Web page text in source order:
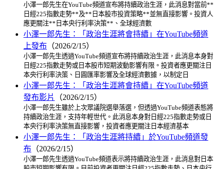
小澤一郎先生在YouTube頻道宣布將持續政治生涯，此消息對當前**
日經225指數走勢**及**日本股市投資策略**並無直接影響。投資人
應更關注**日本央行利率決策**、全球經濟數
小澤一郎先生：「政治生涯將會持續」在YouTube頻道
上發布 （2026/2/15）
小澤一郎先生透過YouTube頻道宣布將持續政治生涯，此消息本身對
日經225指數走勢或日本股市短期波動影響有限。投資者應更關注日
本央行利率決策、日圓匯率影響及全球經濟數據，以制定日
小澤一郎先生：「政治生涯將會持續」在YouTube頻道
發布影片
（2026/2/15）
小澤一郎先生雖於上次眾議院選舉落選，但透過YouTube頻道表態將
持續政治生涯，支持年輕世代。此消息本身對日經225指數走勢或日
本央行利率決策無直接影響，投資者應更關注日本經濟基本
小澤一郎先生：「政治生涯將持續」於YouTube頻道發
布 （2026/2/15）
小澤一郎先生透過YouTube頻道表示將持續政治生涯，此消息對日本